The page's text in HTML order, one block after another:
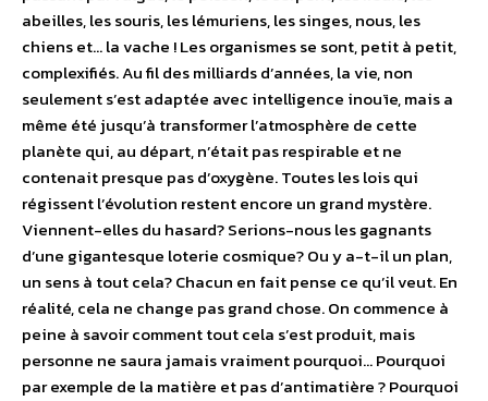
abeilles, les souris, les lémuriens, les singes, nous, les
chiens et… la vache ! Les organismes se sont, petit à petit,
complexifiés. Au fil des milliards d’années, la vie, non
seulement s’est adaptée avec intelligence inouïe, mais a
même été jusqu’à transformer l’atmosphère de cette
planète qui, au départ, n’était pas respirable et ne
contenait presque pas d’oxygène. Toutes les lois qui
régissent l’évolution restent encore un grand mystère.
Viennent-elles du hasard? Serions-nous les gagnants
d’une gigantesque loterie cosmique? Ou y a-t-il un plan,
un sens à tout cela? Chacun en fait pense ce qu’il veut. En
réalité, cela ne change pas grand chose. On commence à
peine à savoir comment tout cela s’est produit, mais
personne ne saura jamais vraiment pourquoi… Pourquoi
par exemple de la matière et pas d’antimatière ? Pourquoi